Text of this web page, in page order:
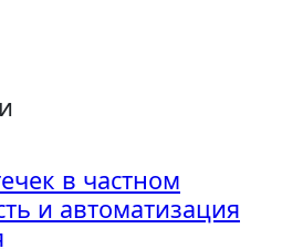
в частном
и автоматизация